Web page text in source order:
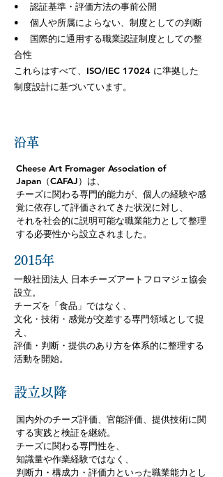
• 認証基準・評価方法の事前公開
• 個人や所属によらない、制度としての判断
• 国際的に通用する職業認証制度としての整
合性
これらはすべて、ISO/IEC 17024 に準拠した
制度設計に基づいています。
沿革
Cheese Art Fromager Association of
Japan（CAFAJ）は、
チーズに関わる専門的能力が、個人の経験や感
覚に依存して評価されてきた状況に対し、
それを社会的に説明可能な職業能力として整理
する必要性から設立されました。
2015年
一般社団法人 日本チーズアートフロマジェ協会
設立。
チーズを「食品」ではなく、
文化・技術・感覚が交差する専門領域として捉
え、
評価・判断・提供のあり方を体系的に整理する
活動を開始。
設立以降
国内外のチーズ評価、官能評価、提供技術に関
する実践と検証を継続。
チーズに関わる専門性を、
知識量や作業経験ではなく、
判断力・構成力・評価力といった職業能力とし